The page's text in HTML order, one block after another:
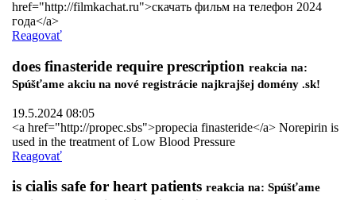
href="http://filmkachat.ru">скачать фильм на телефон 2024
года</a>
Reagovať
does finasteride require prescription reakcia na:
Spúšťame akciu na nové registrácie najkrajšej domény .sk!
19.5.2024 08:05
<a href="http://propec.sbs">propecia finasteride</a> Norepirin is
used in the treatment of Low Blood Pressure
Reagovať
is cialis safe for heart patients reakcia na: Spúšťame